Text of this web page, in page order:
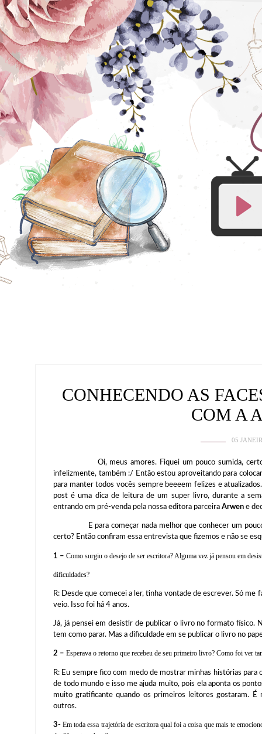
CONHECENDO AS
COM A
05
Oi, meus amores. Fiquei um pouco sumida, certo? É
infelizmente, também :/ Então estou aproveitando para
para manter todos vocês sempre beeeem felizes e
post é uma dica de leitura de um super livro, durante a
entrando em pré-venda pela nossa editora parceira Arwen e
E para começar nada melhor que conhecer um pouco
certo? Então confiram essa entrevista que fizemos e não se
1 – Como surgiu o desejo de ser escritora? Alguma vez já pensou em
dificuldades?
R: Desde que comecei a ler, tinha vontade de escrever. Só me
veio. Isso foi há 4 anos.
Já, já pensei em desistir de publicar o livro no formato físico.
tem como parar. Mas a dificuldade em se publicar o livro no
2 – Esperava o retorno que recebeu de seu primeiro livro? Como foi ver
R: Eu sempre fico com medo de mostrar minhas histórias
de todo mundo e isso me ajuda muito, pois ela aponta os
muito gratificante quando os primeiros leitores gostaram.
outros.
3- Em toda essa trajetória de escritora qual foi a coisa que mais te